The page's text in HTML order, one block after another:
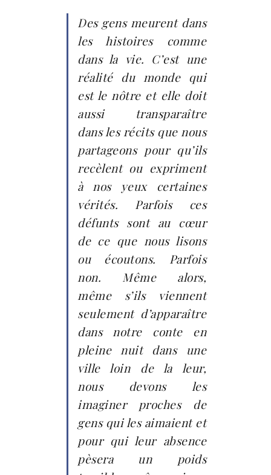
Des gens meurent dans
les histoires comme
dans la vie. C’est une
réalité du monde qui
est le nôtre et elle doit
aussi transparaître
dans les récits que nous
partageons pour qu’ils
recèlent ou expriment
à nos yeux certaines
vérités. Parfois ces
défunts sont au cœur
de ce que nous lisons
ou écoutons. Parfois
non. Même alors,
même s’ils viennent
seulement d’apparaître
dans notre conte en
pleine nuit dans une
ville loin de la leur,
nous devons les
imaginer proches de
gens qui les aimaient et
pour qui leur absence
pèsera un poids